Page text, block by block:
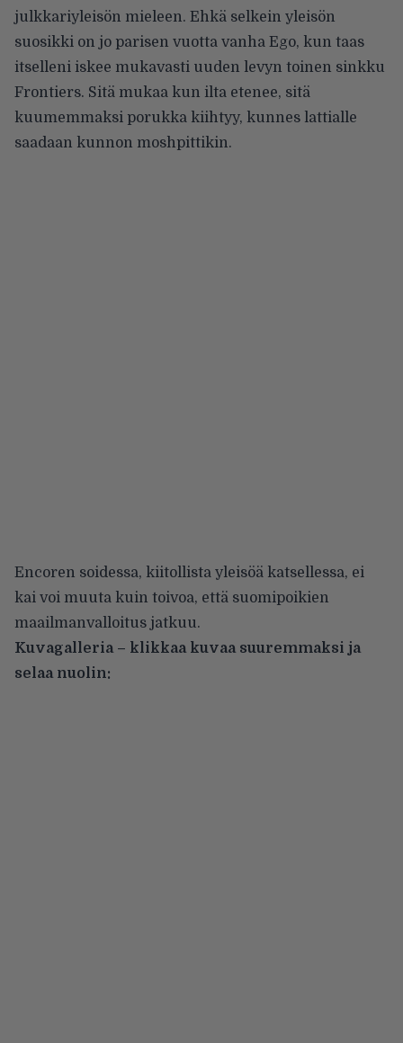
julkkariyleisön mieleen. Ehkä selkein yleisön
suosikki on jo parisen vuotta vanha Ego, kun taas
itselleni iskee mukavasti uuden levyn toinen sinkku
Frontiers. Sitä mukaa kun ilta etenee, sitä
kuumemmaksi porukka kiihtyy, kunnes lattialle
saadaan kunnon moshpittikin.
Encoren soidessa, kiitollista yleisöä katsellessa, ei
kai voi muuta kuin toivoa, että suomipoikien
maailmanvalloitus jatkuu.
Kuvagalleria – klikkaa kuvaa suuremmaksi ja
selaa nuolin: